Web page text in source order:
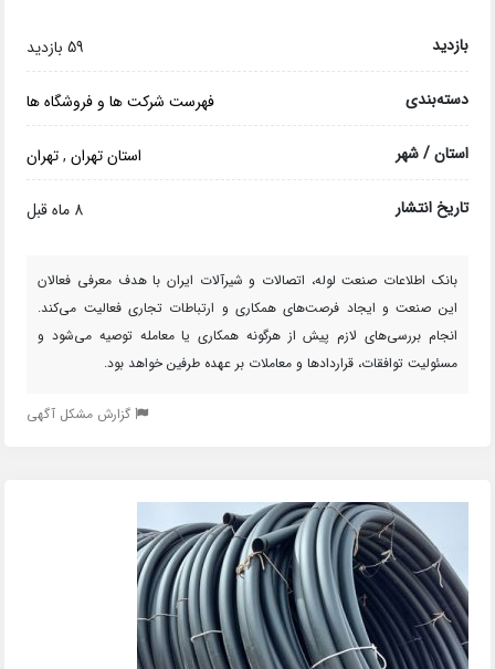
بازدید 59 بازدید
دسته‌بندی فهرست شرکت ها و فروشگاه ها
استان / شهر استان تهران,تهران
تاریخ انتشار 8 ماه قبل
بانک اطلاعات صنعت لوله، اتصالات و شیرآلات ایران با هدف معرفی فعالان
این صنعت و ایجاد فرصت‌های همکاری و ارتباطات تجاری فعالیت می‌کند.
انجام بررسی‌های لازم پیش از هرگونه همکاری یا معامله توصیه می‌شود و
مسئولیت توافقات، قراردادها و معاملات بر عهده طرفین خواهد بود.
گزارش مشکل آگهی